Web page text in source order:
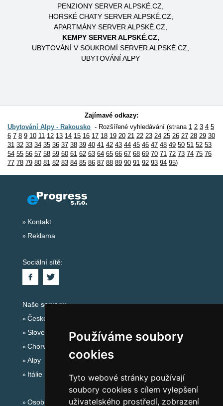
Používáme soubory
cookies
Tyto webové stránky používají
soubory cookies s cílem vylepšení
uživatelského prostředí, zobrazení
PENZIONY SERVER ALPSKÉ.CZ
HORSKÉ CHATY SERVER ALPSKÉ.CZ
APARTMÁNY SERVER ALPSKÉ.CZ
KEMPY SERVER ALPSKÉ.CZ
UBYTOVÁNÍ V SOUKROMÍ SERVER ALPSKÉ.CZ
UBYTOVÁNÍ ALPY
Zajímavé odkazy:
Ubytování Alpy - Rakousko
Rozšířené vyhledávání (strana 1 2 3 4 5
6 7 8 9 10 11 12 13 14 15 16 17 18 19 20 21 22 23 24 25 26 27 28 29 30
31 32 33 34 35 36 37 38 39 40 41 42 43 44 45 46 47 48 49 50 51 52 53
54 55 56 57 58 59 60 61 62 63 64 65 66 67 68 69 70 71 72 73 74 75 76
77 78 79 80 81 82 83 84 85 86 87 88 89 90 91 92 93 94 95)
Kontakt
Reklama
Sociální sítě:
Naše servery:
České hory
Slovenské hory
Chorvatsko
Alpy
Itálie
Osobní údaje